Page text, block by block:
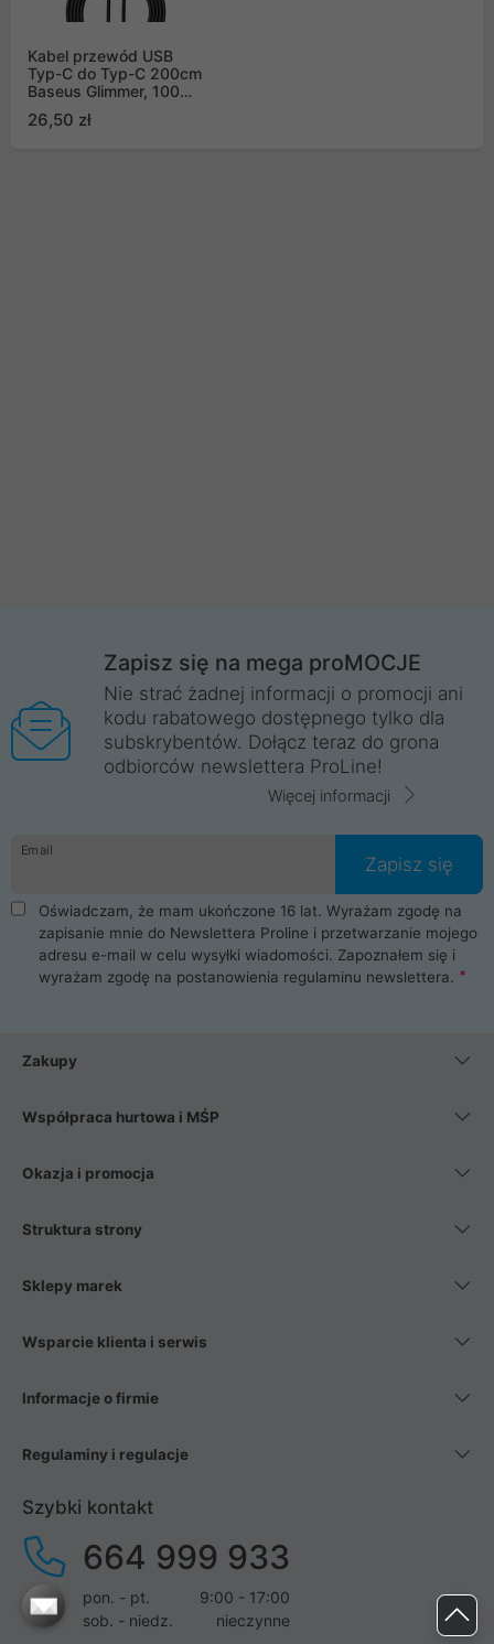
Kabel przewód USB
Typ-C do Typ-C 200cm
Baseus Glimmer, 100W,
szybkiego ładowania -
26,50 zł
Zapisz się na mega proMOCJE
Nie strać żadnej informacji o promocji ani
kodu rabatowego dostępnego tylko dla
subskrybentów. Dołącz teraz do grona
odbiorców newslettera ProLine!
Więcej informacji
Email
Zapisz się
Oświadczam, że mam ukończone 16 lat. Wyrażam zgodę na
zapisanie mnie do Newslettera Proline i przetwarzanie mojego
adresu e-mail w celu wysyłki wiadomości. Zapoznałem się i
wyrażam zgodę na postanowienia regulaminu newslettera.
Zakupy
Współpraca hurtowa i MŚP
Okazja i promocja
Struktura strony
Sklepy marek
Wsparcie klienta i serwis
Informacje o firmie
Regulaminy i regulacje
Szybki kontakt
664 999 933
pon. - pt.
9:00 - 17:00
sob. - niedz.
nieczynne